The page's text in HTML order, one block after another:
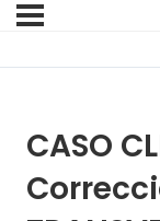
CASO